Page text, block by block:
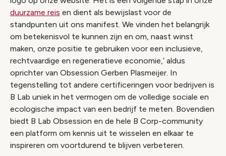
duurzame reis en dient als bewijslast voor de
standpunten uit ons manifest. We vinden het belangrijk
om betekenisvol te kunnen zijn en om, naast winst
maken, onze positie te gebruiken voor een inclusieve,
rechtvaardige en regeneratieve economie,’ aldus
oprichter van Obsession Gerben Plasmeijer. In
tegenstelling tot andere certificeringen voor bedrijven is
B Lab uniek in het vermogen om de volledige sociale en
ecologische impact van een bedrijf te meten. Bovendien
biedt B Lab Obsession en de hele B Corp-community
een platform om kennis uit te wisselen en elkaar te
inspireren om voortdurend te blijven verbeteren.